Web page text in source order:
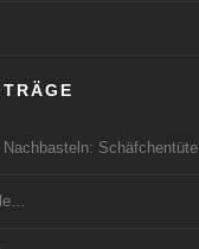
Schäfchentüte